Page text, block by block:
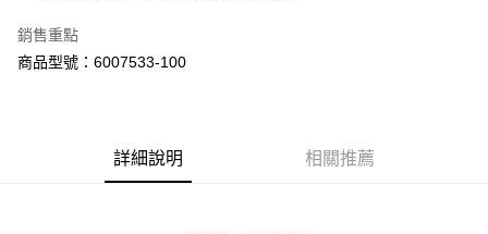
大哥付你分期
相關說明
AFTEE先享後付是「在收到商品之後才付款」的支付方式。 讓您購物簡單
銷售重點
商品型號：6007533-100
詳細說明 相關推薦